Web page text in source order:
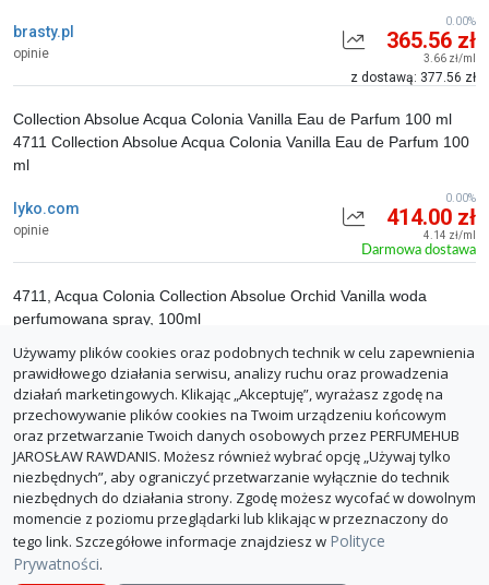
brasty.pl
opinie 365.56 zł
3.66 zł/ml
z dostawą: 377.56 zł
0.00%
lyko.com
opinie
Collection Absolue Acqua Colonia Vanilla Eau de Parfum 100 ml
4711 Collection Absolue Acqua Colonia Vanilla Eau de Parfum 100
ml
414.00 zł
4.14 zł/ml
Darmowa dostawa
0.00%
empik(Your Fragrance)
opinie
4711, Acqua Colonia Collection Absolue Orchid Vanilla woda
perfumowana spray, 100ml
482.43 zł
z dostawą: 493.43 zł
0.00%
ZGŁOŚ BŁĄD
Używamy plików cookies oraz podobnych technik w celu zapewnienia
prawidłowego działania serwisu, analizy ruchu oraz prowadzenia
działań marketingowych. Klikając „Akceptuję”, wyrażasz zgodę na
przechowywanie plików cookies na Twoim urządzeniu końcowym
oraz przetwarzanie Twoich danych osobowych przez PERFUMEHUB
JAROSŁAW RAWDANIS. Możesz również wybrać opcję „Używaj tylko
niezbędnych”, aby ograniczyć przetwarzanie wyłącznie do technik
niezbędnych do działania strony. Zgodę możesz wycofać w dowolnym
momencie z poziomu przeglądarki lub klikając w przeznaczony do
tego link. Szczegółowe informacje znajdziesz w Polityce
Prywatności.